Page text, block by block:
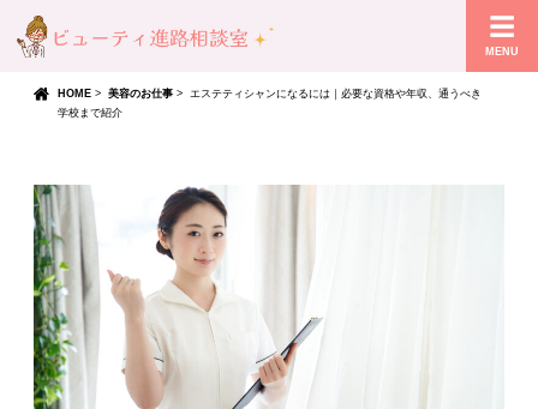
MENU
HOME > 美容のお仕事 > エステティシャンになるには｜必要な資格や年収、通うべき
学校まで紹介